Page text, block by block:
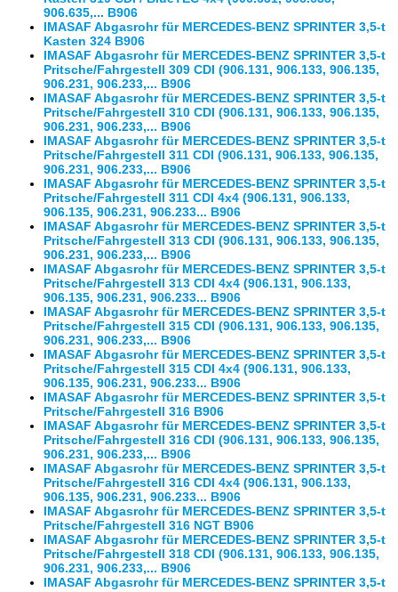
906.635,... B906
IMASAF Abgasrohr für MERCEDES-BENZ SPRINTER 3,5-t
Kasten 324 B906
IMASAF Abgasrohr für MERCEDES-BENZ SPRINTER 3,5-t
Pritsche/Fahrgestell 309 CDI (906.131, 906.133, 906.135,
906.231, 906.233,... B906
IMASAF Abgasrohr für MERCEDES-BENZ SPRINTER 3,5-t
Pritsche/Fahrgestell 310 CDI (906.131, 906.133, 906.135,
906.231, 906.233,... B906
IMASAF Abgasrohr für MERCEDES-BENZ SPRINTER 3,5-t
Pritsche/Fahrgestell 311 CDI (906.131, 906.133, 906.135,
906.231, 906.233,... B906
IMASAF Abgasrohr für MERCEDES-BENZ SPRINTER 3,5-t
Pritsche/Fahrgestell 311 CDI 4x4 (906.131, 906.133,
906.135, 906.231, 906.233... B906
IMASAF Abgasrohr für MERCEDES-BENZ SPRINTER 3,5-t
Pritsche/Fahrgestell 313 CDI (906.131, 906.133, 906.135,
906.231, 906.233,... B906
IMASAF Abgasrohr für MERCEDES-BENZ SPRINTER 3,5-t
Pritsche/Fahrgestell 313 CDI 4x4 (906.131, 906.133,
906.135, 906.231, 906.233... B906
IMASAF Abgasrohr für MERCEDES-BENZ SPRINTER 3,5-t
Pritsche/Fahrgestell 315 CDI (906.131, 906.133, 906.135,
906.231, 906.233,... B906
IMASAF Abgasrohr für MERCEDES-BENZ SPRINTER 3,5-t
Pritsche/Fahrgestell 315 CDI 4x4 (906.131, 906.133,
906.135, 906.231, 906.233... B906
IMASAF Abgasrohr für MERCEDES-BENZ SPRINTER 3,5-t
Pritsche/Fahrgestell 316 B906
IMASAF Abgasrohr für MERCEDES-BENZ SPRINTER 3,5-t
Pritsche/Fahrgestell 316 CDI (906.131, 906.133, 906.135,
906.231, 906.233,... B906
IMASAF Abgasrohr für MERCEDES-BENZ SPRINTER 3,5-t
Pritsche/Fahrgestell 316 CDI 4x4 (906.131, 906.133,
906.135, 906.231, 906.233... B906
IMASAF Abgasrohr für MERCEDES-BENZ SPRINTER 3,5-t
Pritsche/Fahrgestell 316 NGT B906
IMASAF Abgasrohr für MERCEDES-BENZ SPRINTER 3,5-t
Pritsche/Fahrgestell 318 CDI (906.131, 906.133, 906.135,
906.231, 906.233,... B906
IMASAF Abgasrohr für MERCEDES-BENZ SPRINTER 3,5-t